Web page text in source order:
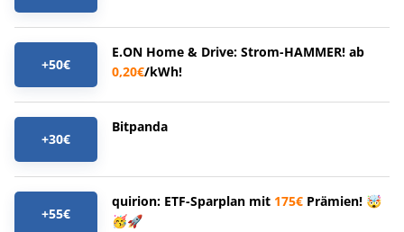
+50€
E.ON Home & Drive: Strom-HAMMER! ab
0,20€/kWh!
+30€
Bitpanda
+55€
quirion: ETF-Sparplan mit 175€ Prämien! 🤯
🥳🚀